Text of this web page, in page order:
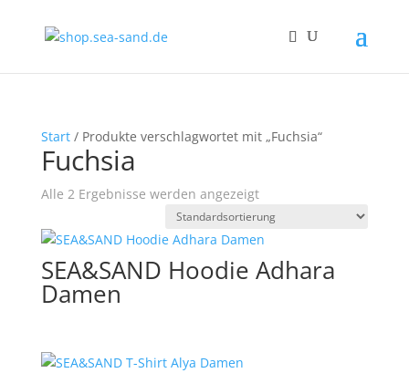
Start/ Produkte verschlagwortet mit „Fuchsia“
Fuchsia
Alle 2 Ergebnisse werden angezeigt
SEA&SAND Hoodie Adhara
Damen